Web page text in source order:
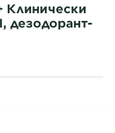
Клинически
дезодорант-